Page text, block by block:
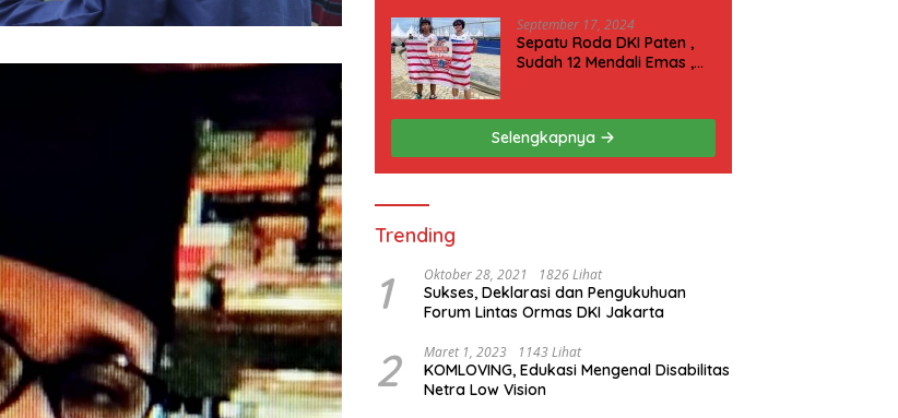
September 17, 2024
Sepatu Roda DKI Paten ,
Sudah 12 Mendali Emas ,
Selengkapnya
Trending
1 Oktober 28, 2021 1826 Lihat
Sukses, Deklarasi dan Pengukuhuan
Forum Lintas Ormas DKI Jakarta
2 Maret 1, 2023 1143 Lihat
KOMLOVING, Edukasi Mengenal Disabilitas
Netra Low Vision